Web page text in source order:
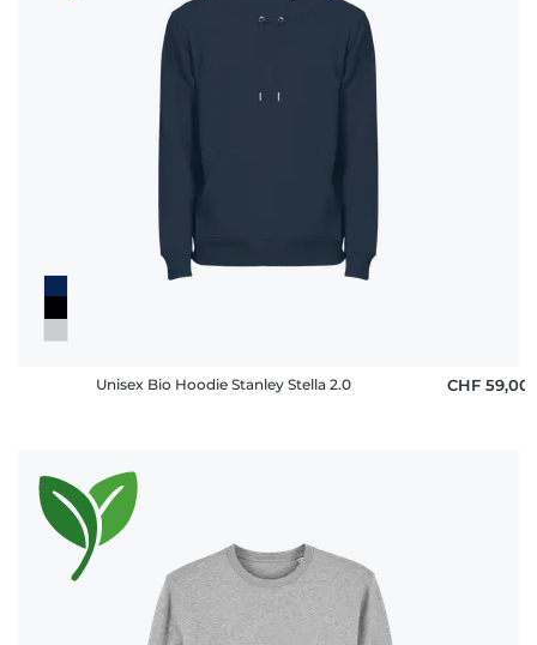
Unisex Bio Hoodie Stanley Stella 2.0 CHF 59,00